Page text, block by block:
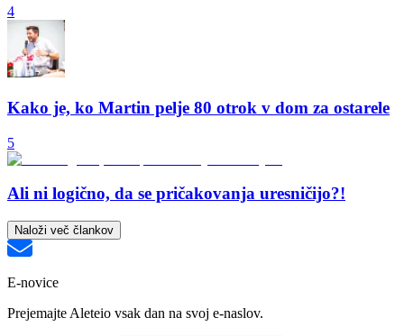
4
Kako je, ko Martin pelje 80 otrok v dom za ostarele
5
Ali ni logično, da se pričakovanja uresničijo?!
Naloži več člankov
E-novice
Prejemajte Aleteio vsak dan na svoj e-naslov.